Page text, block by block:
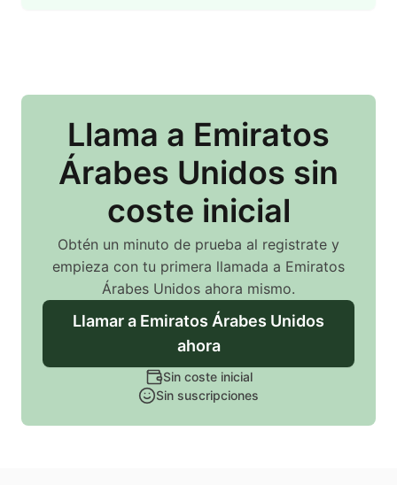
Llama a Emiratos
Árabes Unidos sin
coste inicial
Obtén un minuto de prueba al registrate y
empieza con tu primera llamada a Emiratos
Árabes Unidos ahora mismo.
Llamara Emiratos Árabes Unidos
ahora
Sin coste inicial
Sin suscripciones